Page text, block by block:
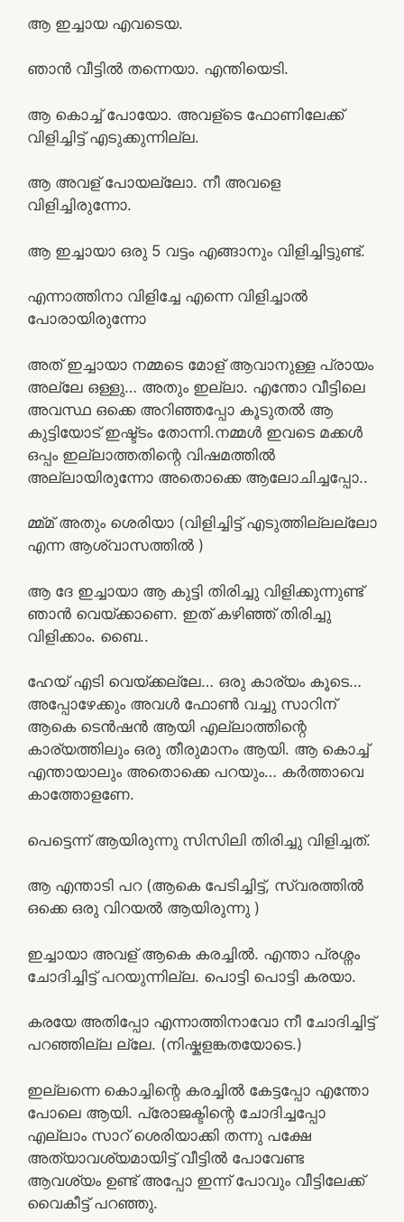
ആ ഇച്ചായ എവടെയ.
ഞാൻ വീട്ടിൽ തന്നെയാ. എന്തിയെടി.
ആ കൊച്ച് പോയോ. അവള്ടെ ഫോണിലേക്ക്
വിളിച്ചിട്ട് എടുക്കുന്നില്ല.
ആ അവള് പോയല്ലോ. നീ അവളെ
വിളിച്ചിരുന്നോ.
ആ ഇച്ചായാ ഒരു 5 വട്ടം എങ്ങാനും വിളിച്ചിട്ടുണ്ട്.
എന്നാത്തിനാ വിളിച്ചേ എന്നെ വിളിച്ചാൽ
പോരായിരുന്നോ
അത് ഇച്ചായാ നമ്മടെ മോള് ആവാനുള്ള പ്രായം
അല്ലേ ഒള്ളു… അതും ഇല്ലാ. എന്തോ വീട്ടിലെ
അവസ്ഥ ഒക്കെ അറിഞ്ഞപ്പോ കൂടുതൽ ആ
കുട്ടിയോട് ഇഷ്ട്ടം തോന്നി.നമ്മൾ ഇവടെ മക്കൾ
ഒപ്പം ഇല്ലാത്തതിന്റെ വിഷമത്തിൽ
അല്ലായിരുന്നോ അതൊക്കെ ആലോചിച്ചപ്പോ..
മ്മ്മ് അതും ശെരിയാ (വിളിച്ചിട്ട് എടുത്തില്ലല്ലോ
എന്ന ആശ്വാസത്തിൽ )
ആ ദേ ഇച്ചായാ ആ കുട്ടി തിരിച്ചു വിളിക്കുന്നുണ്ട്
ഞാൻ വെയ്ക്കാണെ. ഇത്‌ കഴിഞ്ഞ് തിരിച്ചു
വിളിക്കാം. ബൈ..
ഹേയ് എടി വെയ്ക്കല്ലേ… ഒരു കാര്യം കൂടെ…
അപ്പോഴേക്കും അവൾ ഫോൺ വച്ചു സാറിന്
ആകെ ടെൻഷൻ ആയി എല്ലാത്തിന്റെ
കാര്യത്തിലും ഒരു തീരുമാനം ആയി. ആ കൊച്ച്
എന്തായാലും അതൊക്കെ പറയും… കർത്താവെ
കാത്തോളണേ.
പെട്ടെന്ന് ആയിരുന്നു സിസിലി തിരിച്ചു വിളിച്ചത്.
ആ എന്താടി പറ (ആകെ പേടിച്ചിട്ട്, സ്വരത്തിൽ
ഒക്കെ ഒരു വിറയൽ ആയിരുന്നു )
ഇച്ചായാ അവള് ആകെ കരച്ചിൽ. എന്താ പ്രശ്നം
ചോദിച്ചിട്ട് പറയുന്നില്ല. പൊട്ടി പൊട്ടി കരയാ.
കരയേ അതിപ്പോ എന്നാത്തിനാവോ നീ ചോദിച്ചിട്ട്
പറഞ്ഞില്ല ല്ലേ. (നിഷ്കളങ്കതയോടെ.)
ഇല്ലന്നെ കൊച്ചിന്റെ കരച്ചിൽ കേട്ടപ്പോ എന്തോ
പോലെ ആയി. പ്രോജക്ടിന്റെ ചോദിച്ചപ്പോ
എല്ലാം സാറ് ശെരിയാക്കി തന്നു പക്ഷേ
അത്യാവശ്യമായിട്ട് വീട്ടിൽ പോവേണ്ട
ആവശ്യം ഉണ്ട് അപ്പോ ഇന്ന് പോവും വീട്ടിലേക്ക്
വൈകീട്ട് പറഞ്ഞു.